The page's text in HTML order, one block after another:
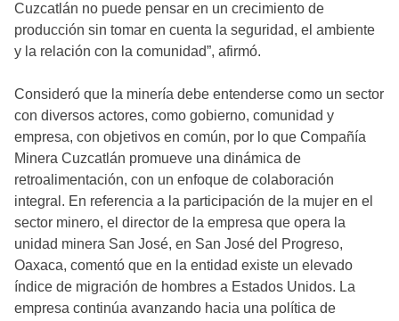
Cuzcatlán no puede pensar en un crecimiento de
producción sin tomar en cuenta la seguridad, el ambiente
y la relación con la comunidad”, afirmó.
Consideró que la minería debe entenderse como un sector
con diversos actores, como gobierno, comunidad y
empresa, con objetivos en común, por lo que Compañía
Minera Cuzcatlán promueve una dinámica de
retroalimentación, con un enfoque de colaboración
integral. En referencia a la participación de la mujer en el
sector minero, el director de la empresa que opera la
unidad minera San José, en San José del Progreso,
Oaxaca, comentó que en la entidad existe un elevado
índice de migración de hombres a Estados Unidos. La
empresa continúa avanzando hacia una política de